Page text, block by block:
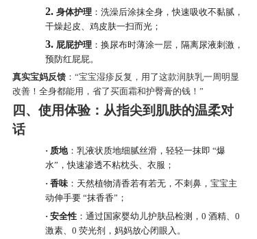
2. 身体护理：洗澡后涂抹全身，快速吸收不黏腻，
干燥起皮、鸡皮肤一扫而光；
3. 屁屁护理：换尿布时薄涂一层，隔离尿液刺激，
预防红屁屁。
真实宝妈反馈：“宝宝湿疹反复，用了这款润肤乳一周明显
改善！全身都能用，省了买面霜和护臀膏的钱！”
四、使用体验：从指尖到肌肤的温柔对
话
· 质地：乳液状质地细腻丝滑，轻轻一抹即 “爆
水”，快速渗透不粘枕头、衣服；
· 香味：天然植物清香若有若无，不刺鼻，宝宝主
动伸手要 “抹香香”；
· 安全性：通过国家婴幼儿护肤品检测，0 酒精、0
激素、0 荧光剂，妈妈放心闭眼入。